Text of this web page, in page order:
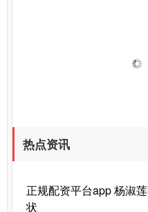
热点资讯
正规配资平台app 杨淑
状